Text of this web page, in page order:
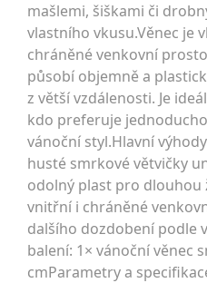
mašlemi, šiškami či
vlastního vkusu.Věnec je
chráněné venkovní
působí objemně a
z větší vzdálenosti. Je
kdo preferuje
vánoční styl.Hlavní
husté smrkové větvičky
odolný plast pro
vnitřní i chráněné
dalšího dozdobení podle
balení: 1× vánoční věnec
cmParametry a